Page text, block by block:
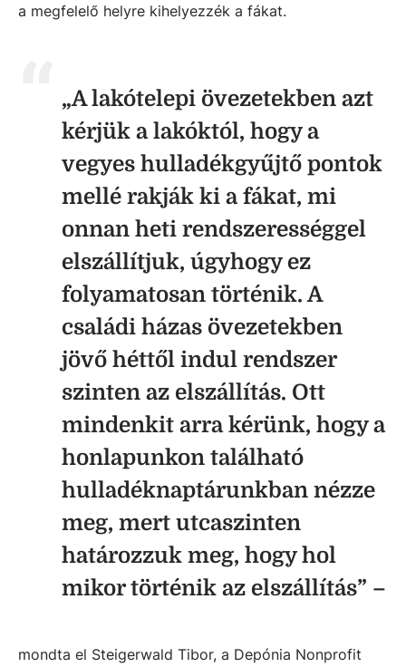
a megfelelő helyre kihelyezzék a fákat.
„A lakótelepi övezetekben azt
kérjük a lakóktól, hogy a
vegyes hulladékgyűjtő pontok
mellé rakják ki a fákat, mi
onnan heti rendszerességgel
elszállítjuk, úgyhogy ez
folyamatosan történik. A
családi házas övezetekben
jövő héttől indul rendszer
szinten az elszállítás. Ott
mindenkit arra kérünk, hogy a
honlapunkon található
hulladéknaptárunkban nézze
meg, mert utcaszinten
határozzuk meg, hogy hol
mikor történik az elszállítás” –
mondta el Steigerwald Tibor, a Depónia Nonprofit